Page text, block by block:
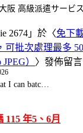
阪 高級派遣サービ
2674 」於〈免下
可批次處理最多
） 〉發佈留言
I can batc…
115 年5、6月